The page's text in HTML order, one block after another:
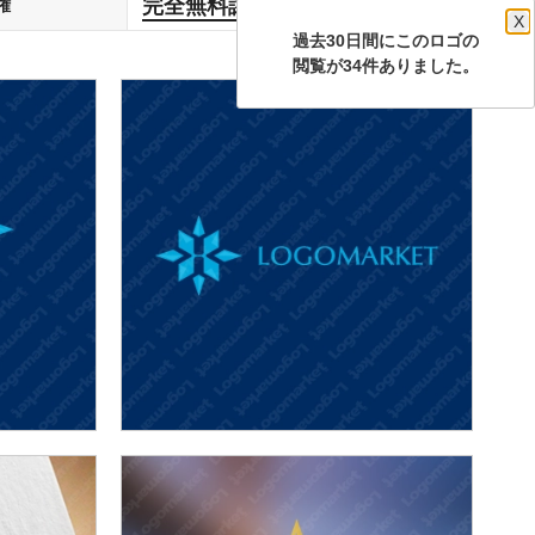
過去30日間にこのロゴの
X
閲覧が34件ありました。